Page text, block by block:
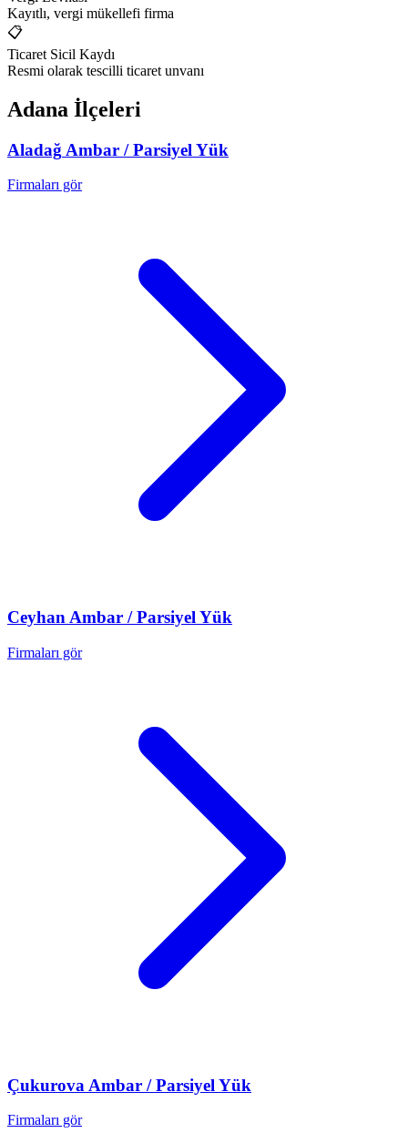
Kayıtlı, vergi mükellefi firma
📋
Ticaret Sicil Kaydı
Resmi olarak tescilli ticaret unvanı
Adana İlçeleri
Aladağ Ambar / Parsiyel Yük
Firmaları gör
Ceyhan Ambar / Parsiyel Yük
Firmaları gör
Çukurova Ambar / Parsiyel Yük
Firmaları gör